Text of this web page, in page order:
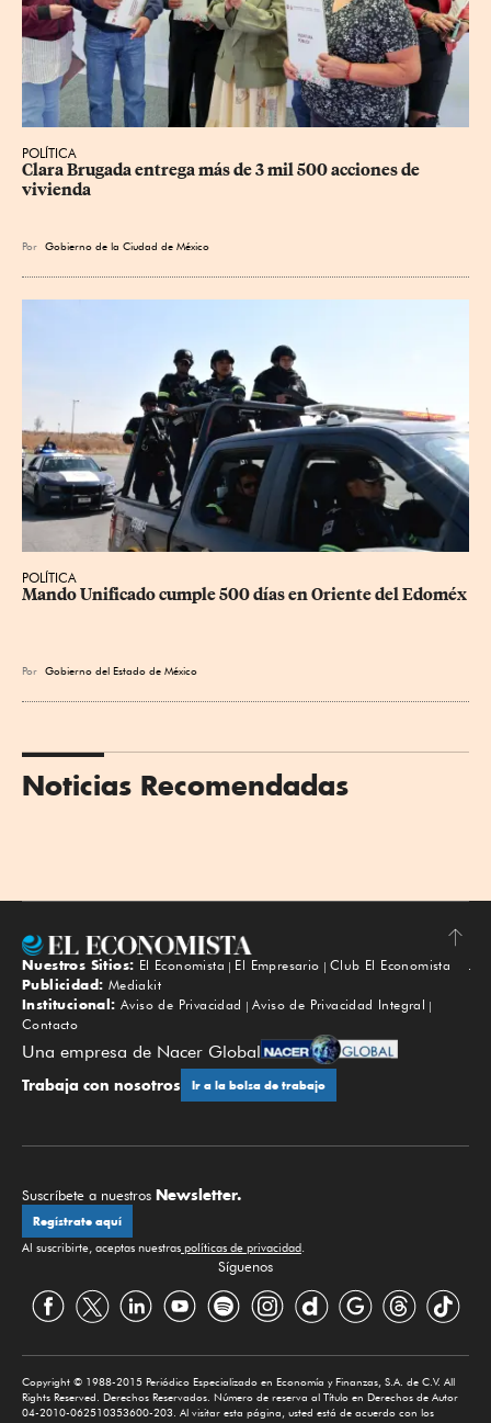
POLÍTICA
Clara Brugada entrega más de 3 mil 500 acciones de
vivienda
Por Gobierno de la Ciudad de México
POLÍTICA
Mando Unificado cumple 500 días en Oriente del Edoméx
Por Gobierno del Estado de México
Noticias Recomendadas
Subir
Nuestros Sitios: El Economista El Empresario
Club El Economista
Publicidad: Mediakit
Institucional: Aviso de Privacidad
Aviso de Privacidad Integral
Contacto
Una empresa de Nacer Global
Trabaja con nosotros Ir a la bolsa de trabajo
Suscríbete a nuestros Newsletter.
Regístrate aquí
Al suscribirte, aceptas nuestras políticas de privacidad.
Síguenos
Copyright © 1988-2015 Periódico Especializado en Economía y Finanzas, S.A. de C.V. All
Rights Reserved. Derechos Reservados. Número de reserva al Título en Derechos de Autor
04-2010-062510353600-203. Al visitar esta página, usted está de acuerdo con los